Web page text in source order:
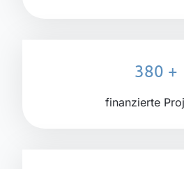
380 +
finanzierte